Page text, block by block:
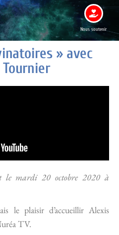
Nous soutenir
» avec
le mardi 20 octobre 2020 à
le plaisir d’accueillir Alexis
TV.